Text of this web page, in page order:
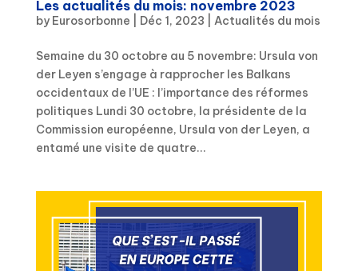
Les actualités du mois: novembre 2023
by Eurosorbonne Déc 1, 2023 Actualités du mois
Semaine du 30 octobre au 5 novembre: Ursula von
der Leyen s’engage à rapprocher les Balkans
occidentaux de l’UE : l’importance des réformes
politiques Lundi 30 octobre, la présidente de la
Commission européenne, Ursula von der Leyen, a
entamé une visite de quatre...